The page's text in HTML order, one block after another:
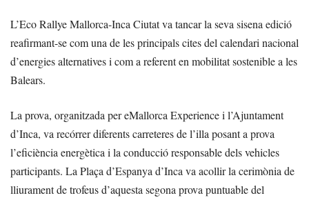
L’Eco Rallye Mallorca-Inca Ciutat va tancar la seva sisena edició
reafirmant-se com una de les principals cites del calendari nacional
d’energies alternatives i com a referent en mobilitat sostenible a les
Balears.
La prova, organitzada per eMallorca Experience i l’Ajuntament
d’Inca, va recórrer diferents carreteres de l’illa posant a prova
l’eficiència energètica i la conducció responsable dels vehicles
participants. La Plaça d’Espanya d’Inca va acollir la cerimònia de
lliurament de trofeus d’aquesta segona prova puntuable del